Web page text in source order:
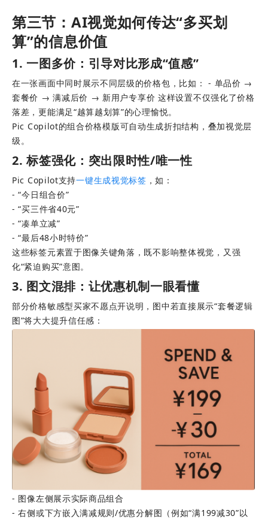
第三节：AI视觉如何传达“多买划
算”的信息价值
1. 一图多价：引导对比形成“值感”
在一张画面中同时展示不同层级的价格包，比如： - 单品价 →
套餐价 → 满减后价 → 新用户专享价 这样设置不仅强化了价格
落差，更能满足“越算越划算”的心理愉悦。
Pic Copilot的组合价格模版可自动生成折扣结构，叠加视觉层
级。
2. 标签强化：突出限时性/唯一性
Pic Copilot支持一键生成视觉标签 ，如：
- “今日组合价”
- “买三件省40元”
- “凑单立减”
- “最后48小时特价”
这些标签元素置于图像关键角落，既不影响整体视觉，又强
化“紧迫购买”意图。
3. 图文混排：让优惠机制一眼看懂
部分价格敏感型买家不愿点开说明，图中若直接展示“套餐逻辑
图”将大大提升信任感：
- 图像左侧展示实际商品组合
- 右侧或下方嵌入满减规则/优惠分解图（例如“满199减30”以